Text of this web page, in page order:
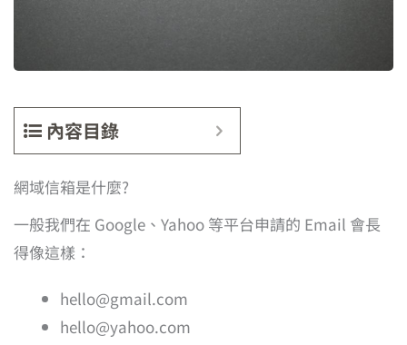
內容目錄
網域信箱是什麼?
一般我們在 Google、Yahoo 等平台申請的 Email 會長
得像這樣：
hello@gmail.com
hello@yahoo.com